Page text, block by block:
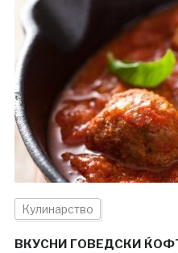
Кулинарство
ВКУСНИ ГОВЕДСКИ